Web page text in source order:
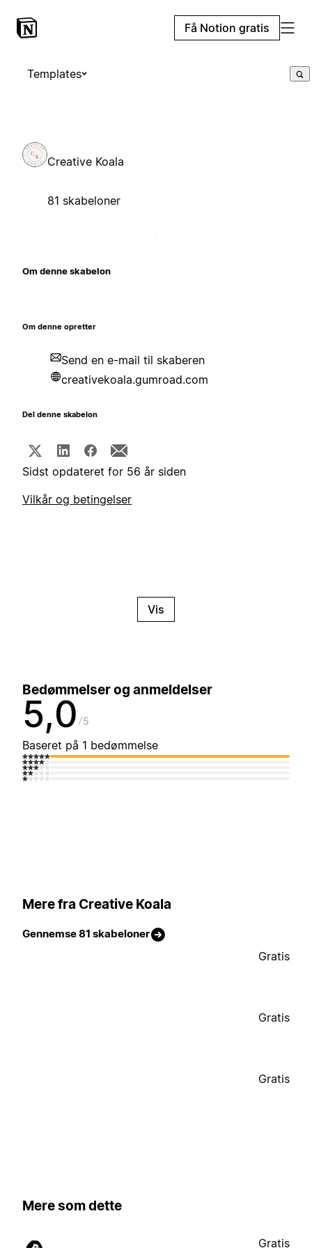
Få Notion gratis
Templates
Creative Koala
81 skabeloner
Om denne skabelon
Om denne opretter
Send en e-mail til skaberen
creativekoala.gumroad.com
Del denne skabelon
Sidst opdateret for 56 år siden
Vilkår og betingelser
Vis
Bedømmelser og anmeldelser
5,0 5
Baseret på 1 bedømmelse
Mere fra Creative Koala
Gennemse 81 skabeloner
Gratis
Gratis
Gratis
Mere som dette
Gratis